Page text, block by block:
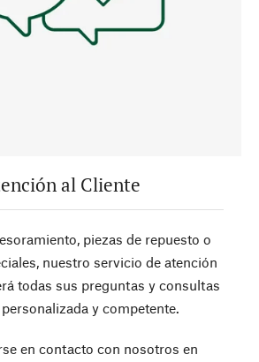
al Cliente
piezas de repuesto o
nuestro servicio de atención
todas sus preguntas y consultas
y competente.
en contacto con nosotros en